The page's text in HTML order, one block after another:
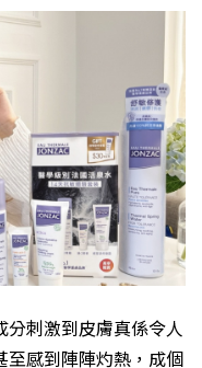
刺激到皮膚真係令人
至感到陣陣灼熱，成個